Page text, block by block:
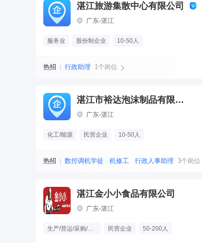
湛江旅游集散中心有限公司
广东-湛江
服务业 股份制企业 10-50人
热招 行政助理 1个岗位
湛江市裕达泡沫制品有限公司
广东-湛江
化工/能源 民营企业 10-50人
热招 数控调机学徒 机修工 行政人事助理 3个岗位
湛江金小小食品有限公司
广东-湛江
生产/营运/采购/物流 民营企业 50-200人